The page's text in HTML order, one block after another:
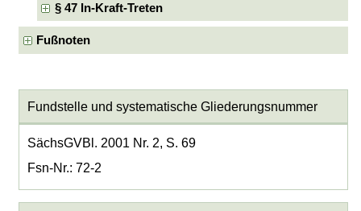
§ 47 In-Kraft-Treten
Fußnoten
Fundstelle und systematische Gliederungsnummer
SächsGVBl. 2001 Nr. 2, S. 69
Fsn-Nr.: 72-2